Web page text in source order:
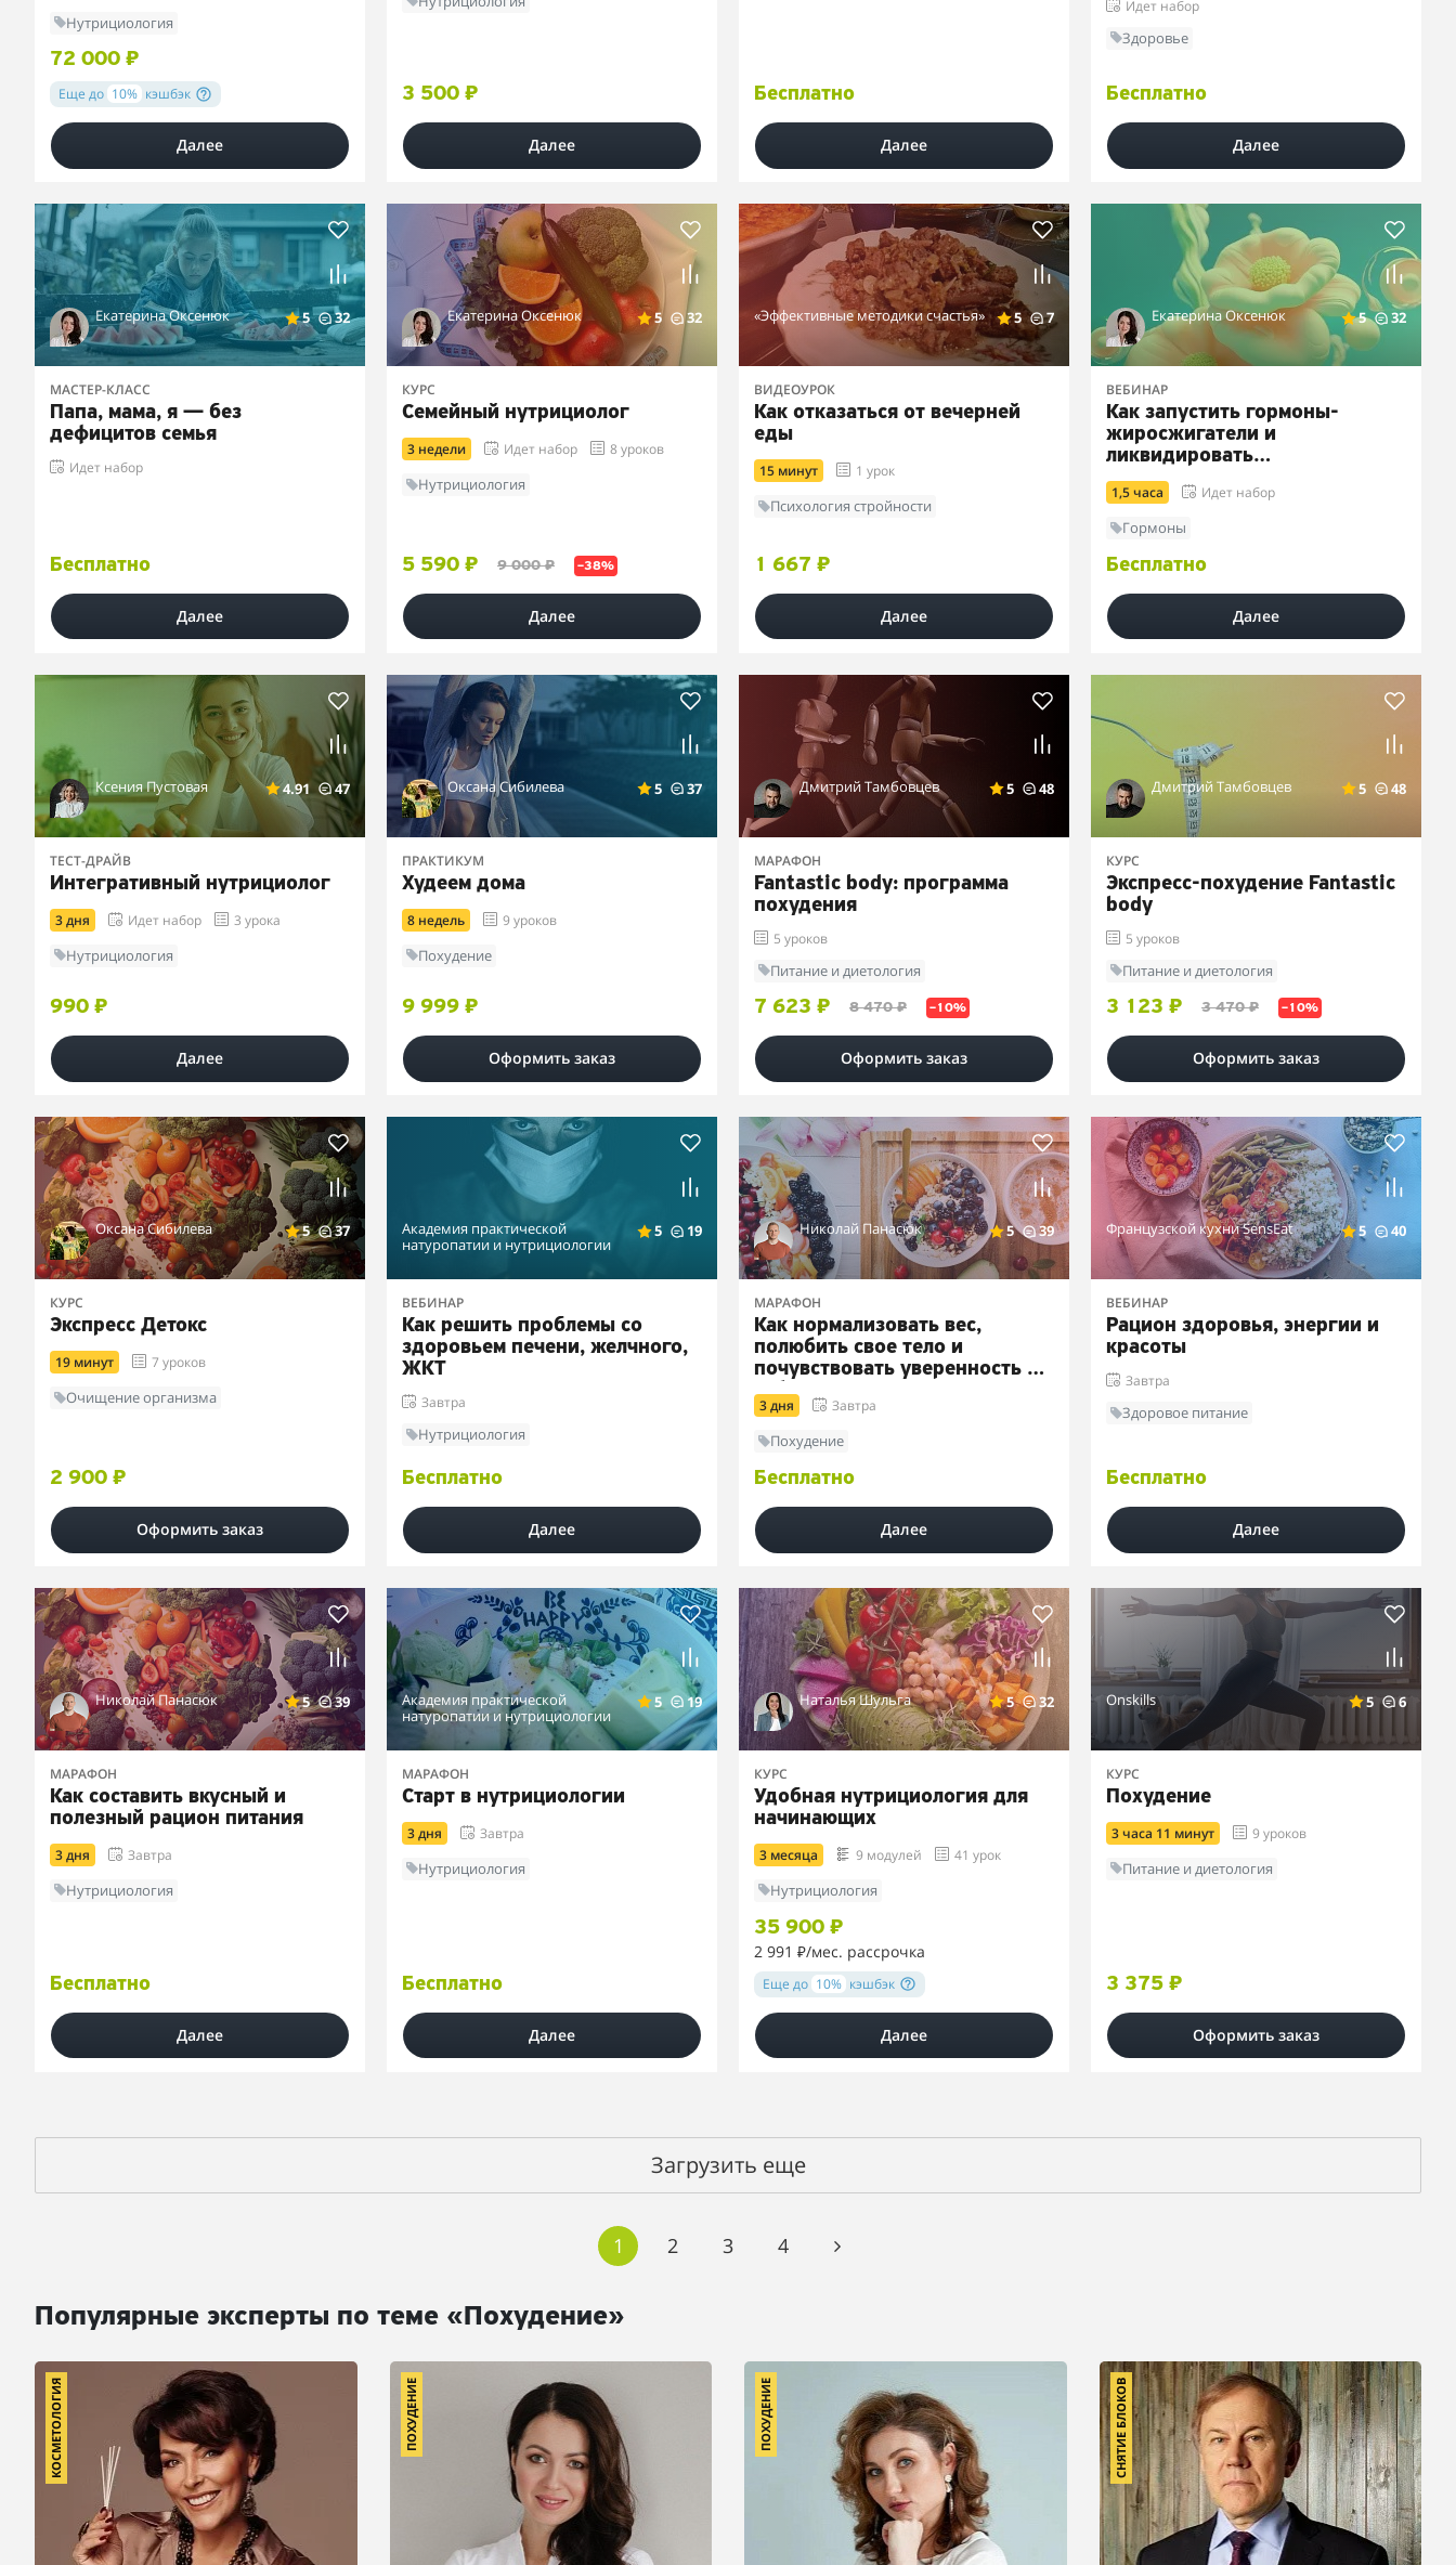
Нутрициология
72 000 ₽
Еще до 10% кэшбэк
Далее
3 500 ₽
Далее
Бесплатно
Далее
Идет набор
Здоровье
Бесплатно
Далее
Екатерина Оксенюк 5 32
МАСТЕР-КЛАСС
Папа, мама, я — без
дефицитов семья
Идет набор
Бесплатно
Далее
Екатерина Оксенюк 5 32
КУРС
Семейный нутрициолог
3 недели Идет набор 8 уроков
Нутрициология
5 590 ₽ 9 000 ₽ –38%
Далее
«Эффективные методики счастья» 5 7
ВИДЕОУРОК
Как отказаться от вечерней
еды
15 минут 1 урок
Психология стройности
1 667 ₽
Далее
Екатерина Оксенюк 5 32
ВЕБИНАР
Как запустить гормоны-
жиросжигатели и
ликвидировать
инсулинорезистентность
1,5 часа Идет набор
Гормоны
Бесплатно
Далее
Ксения Пустовая 4.91 47
ТЕСТ-ДРАЙВ
Интегративный нутрициолог
3 дня Идет набор 3 урока
Нутрициология
990 ₽
Далее
Оксана Сибилева 5 37
ПРАКТИКУМ
Худеем дома
8 недель 9 уроков
Похудение
9 999 ₽
Оформить заказ
Дмитрий Тамбовцев 5 48
МАРАФОН
Fantastic body: программа
похудения
5 уроков
Питание и диетология
7 623 ₽ 8 470 ₽ –10%
Оформить заказ
Дмитрий Тамбовцев 5 48
КУРС
Экспресс-похудение Fantastic
body
5 уроков
Питание и диетология
3 123 ₽ 3 470 ₽ –10%
Оформить заказ
Оксана Сибилева 5 37
КУРС
Экспресс Детокс
19 минут 7 уроков
Очищение организма
2 900 ₽
Оформить заказ
Академия практической
натуропатии и нутрициологии
5 19
ВЕБИНАР
Как решить проблемы со
здоровьем печени, желчного,
ЖКТ
Завтра
Нутрициология
Бесплатно
Далее
Николай Панасюк 5 39
МАРАФОН
Как нормализовать вес,
полюбить свое тело и
почувствовать уверенность в
себе
3 дня Завтра
Похудение
Бесплатно
Далее
Французской кухни SensEat 5 40
ВЕБИНАР
Рацион здоровья, энергии и
красоты
Завтра
Здоровое питание
Бесплатно
Далее
Николай Панасюк 5 39
МАРАФОН
Как составить вкусный и
полезный рацион питания
3 дня Завтра
Нутрициология
Бесплатно
Далее
Академия практической
натуропатии и нутрициологии
5 19
МАРАФОН
Старт в нутрициологии
3 дня Завтра
Нутрициология
Бесплатно
Далее
Наталья Шульга 5 32
КУРС
Удобная нутрициология для
начинающих
3 месяца 9 модулей 41 урок
Нутрициология
35 900 ₽
2 991 ₽/мес. рассрочка
Еще до 10% кэшбэк
Далее
Onskills 5 6
КУРС
Похудение
3 часа 11 минут 9 уроков
Питание и диетология
3 375 ₽
Оформить заказ
Загрузить еще
1 2 3 4
Популярные эксперты по теме «Похудение»
КОСМЕТОЛОГИЯ ПОХУДЕНИЕ ПОХУДЕНИЕ СНЯТИЕ БЛОКОВ